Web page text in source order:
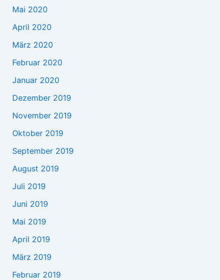
Mai 2020
April 2020
März 2020
Februar 2020
Januar 2020
Dezember 2019
November 2019
Oktober 2019
September 2019
August 2019
Juli 2019
Juni 2019
Mai 2019
April 2019
März 2019
Februar 2019